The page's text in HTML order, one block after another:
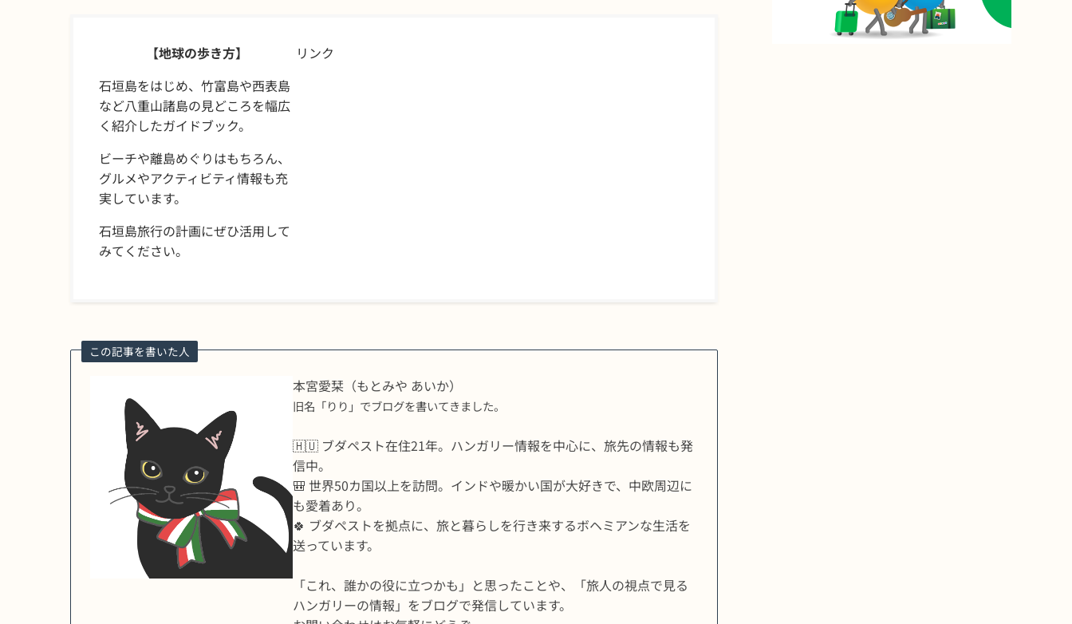
【地球の歩き方】
石垣島をはじめ、竹富島や西表島
など八重山諸島の見どころを幅広
く紹介したガイドブック。
ビーチや離島めぐりはもちろん、
グルメやアクティビティ情報も充
実しています。
石垣島旅行の計画にぜひ活用して
みてください。
リンク
この記事を書いた人
本宮愛栞（もとみや あいか）
旧名「りり」でブログを書いてきました。
🇭🇺 ブダペスト在住21年。ハンガリー情報を中心に、旅先の情報も発
信中。
🎒 世界50カ国以上を訪問。インドや暖かい国が大好きで、中欧周辺に
も愛着あり。
🍀 ブダペストを拠点に、旅と暮らしを行き来するボヘミアンな生活を
送っています。
「これ、誰かの役に立つかも」と思ったことや、「旅人の視点で見る
ハンガリーの情報」をブログで発信しています。